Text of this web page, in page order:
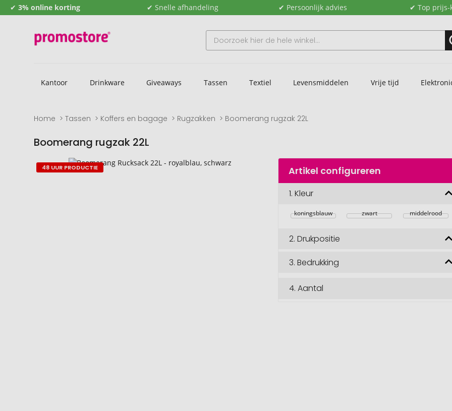
✔ 3% online korting ✔ Snelle afhandeling ✔ Persoonlijk advies ✔ Top
Kantoor Drinkware Giveaways Tassen Textiel Levensmiddelen Vrije tijd
Home Tassen Koffers en bagage Rugzakken Boomerang rugzak 22L
Boomerang rugzak 22L
Naar
het
Naar
het
48 UUR PRODUCTIE Artikel configureren
1.Kleur
koningsblauw zwart middelrood
2.Drukpositie
3.Bedrukking
4.Aantal